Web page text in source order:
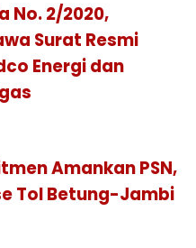
No. 2/2020,
Surat Resmi
Energi dan
Amankan PSN,
Tol Betung-Jambi